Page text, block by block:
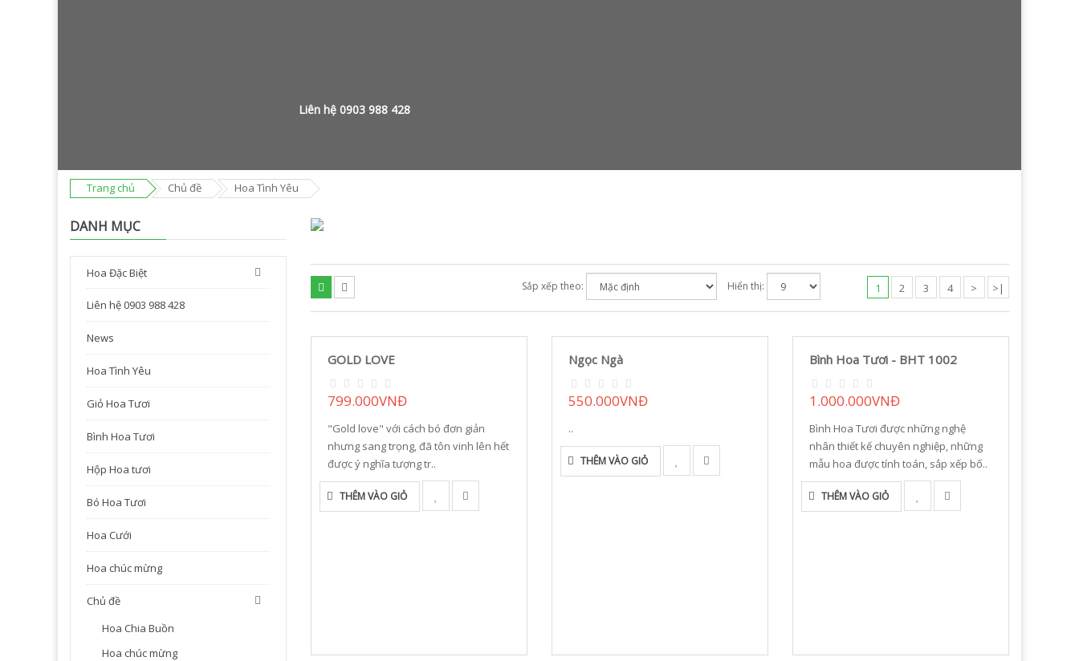
Liên hệ 0903 988 428
Trang chủ Chủ đề Hoa Tình Yêu
DANH MỤC
Hoa Đặc Biệt
Liên hệ 0903 988 428
News
Hoa Tình Yêu
Giỏ Hoa Tươi
Bình Hoa Tươi
Hộp Hoa tươi
Bó Hoa Tươi
Hoa Cưới
Hoa chúc mừng
Chủ đề
Hoa Chia Buồn
Hoa chúc mừng
Sắp xếp theo: Hiển thị: 1 2 3 4 > >|
GOLD LOVE
799.000VNĐ
"Gold love" với cách bó đơn giản
nhưng sang trọng, đã tôn vinh lên hết
được ý nghĩa tượng tr..
THÊM VÀO GIỎ
Ngọc Ngà
550.000VNĐ
..
THÊM VÀO GIỎ
Bình Hoa Tươi - BHT 1002
1.000.000VNĐ
Bình Hoa Tươi được những nghệ
nhân thiết kế chuyên nghiệp, những
mẫu hoa được tính toán, sắp xếp bố..
THÊM VÀO GIỎ